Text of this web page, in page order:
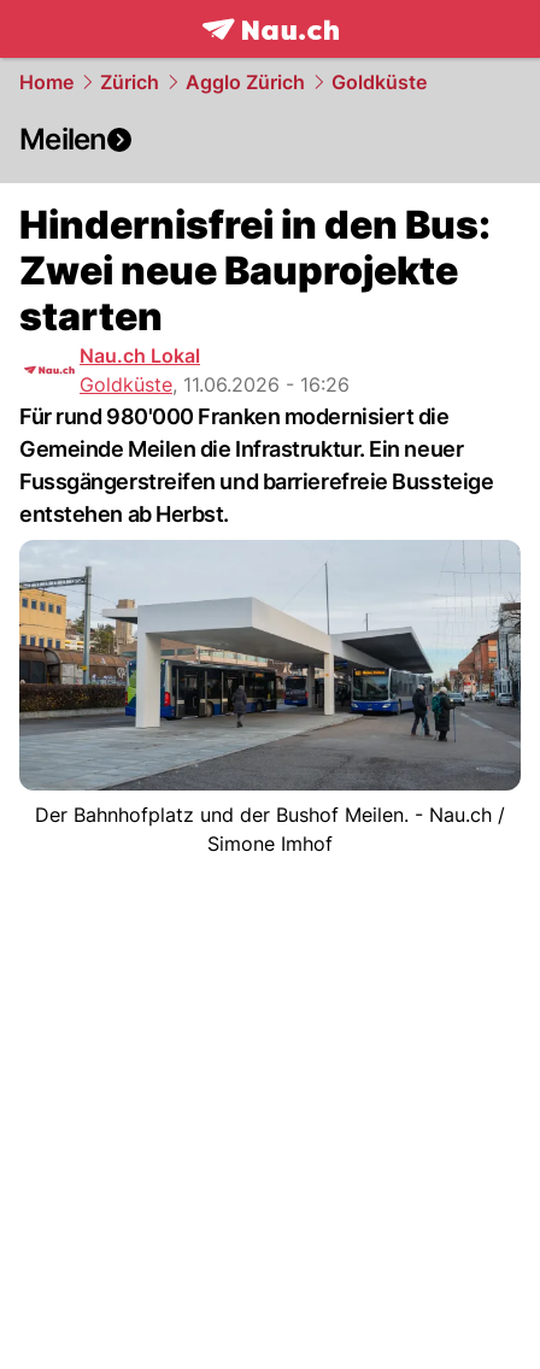
frontpage.NAU.ch
Home Zürich Agglo Zürich Goldküste
Meilen
Hindernisfrei in den Bus:
Zwei neue Bauprojekte
starten
Nau.ch Lokal
Goldküste, 11.06.2026 - 16:26
Für rund 980'000 Franken modernisiert die
Gemeinde Meilen die Infrastruktur. Ein neuer
Fussgängerstreifen und barrierefreie Bussteige
entstehen ab Herbst.
Der Bahnhofplatz und der Bushof Meilen. - Nau.ch /
Simone Imhof